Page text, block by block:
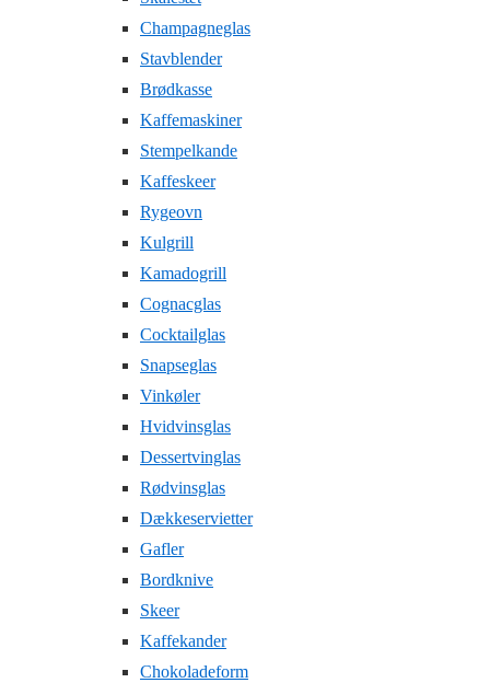
Champagneglas
Stavblender
Brødkasse
Kaffemaskiner
Stempelkande
Kaffeskeer
Rygeovn
Kulgrill
Kamadogrill
Cognacglas
Cocktailglas
Snapseglas
Vinkøler
Hvidvinsglas
Dessertvinglas
Rødvinsglas
Dækkeservietter
Gafler
Bordknive
Skeer
Kaffekander
Chokoladeform